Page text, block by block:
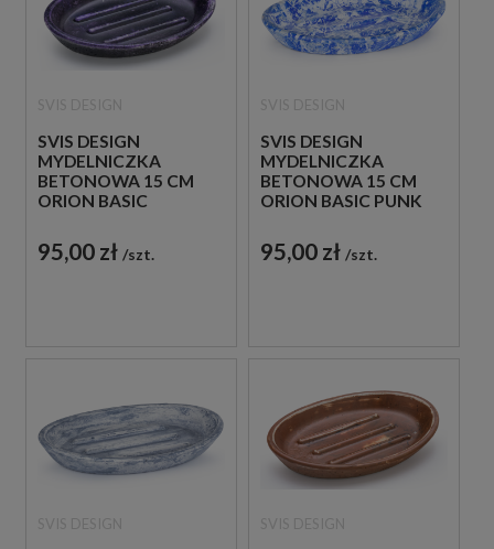
SVIS DESIGN
MYDELNICZKA
BETONOWA 15 CM
ORION BASIC
95,00 zł szt.
SVIS DESIGN
MYDELNICZKA
BETONOWA 15 CM
ORION BASIC PUNK
95,00 zł szt.